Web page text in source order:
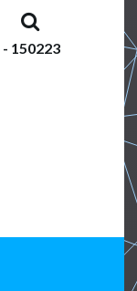
150223